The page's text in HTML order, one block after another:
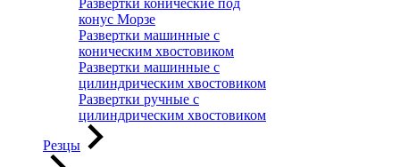
Развертки конические под
конус Морзе
Развертки машинные с
коническим хвостовиком
Развертки машинные с
цилиндрическим хвостовиком
Развертки ручные с
цилиндрическим хвостовиком
Резцы